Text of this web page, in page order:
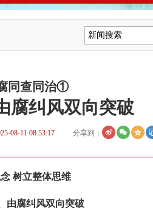
同查同治①
腐纠风双向突破
08-11 08:53:17 分享到：
树立整体思维
由腐纠风双向突破